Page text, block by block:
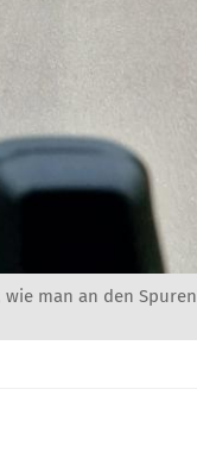
man an den Spuren